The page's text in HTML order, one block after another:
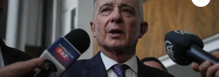
Resmi İlanlar
Rüya Tabirleri
Sağlık